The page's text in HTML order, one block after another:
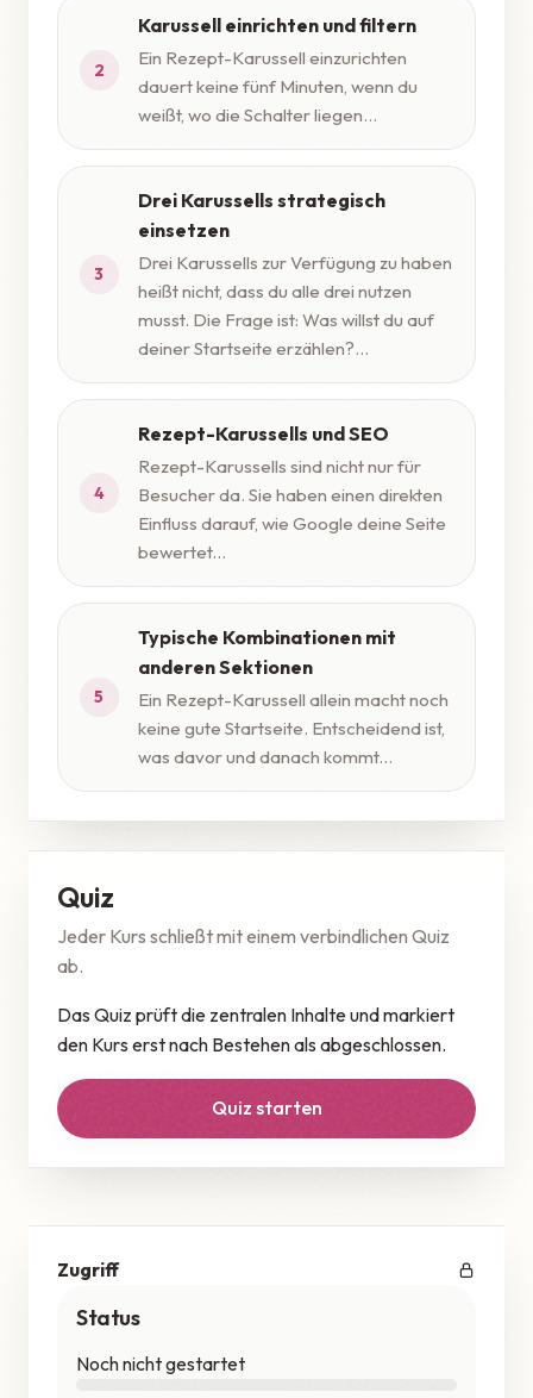
2
Karussell einrichten und filtern
Ein Rezept-Karussell einzurichten
dauert keine fünf Minuten, wenn du
weißt, wo die Schalter liegen...
3
Drei Karussells strategisch
einsetzen
Drei Karussells zur Verfügung zu haben
heißt nicht, dass du alle drei nutzen
musst. Die Frage ist: Was willst du auf
deiner Startseite erzählen?...
4
Rezept-Karussells und SEO
Rezept-Karussells sind nicht nur für
Besucher da. Sie haben einen direkten
Einfluss darauf, wie Google deine Seite
bewertet...
5
Typische Kombinationen mit
anderen Sektionen
Ein Rezept-Karussell allein macht noch
keine gute Startseite. Entscheidend ist,
was davor und danach kommt...
Quiz
Jeder Kurs schließt mit einem verbindlichen Quiz
ab.
Das Quiz prüft die zentralen Inhalte und markiert
den Kurs erst nach Bestehen als abgeschlossen.
Quiz starten
Zugriff
Status
Noch nicht gestartet